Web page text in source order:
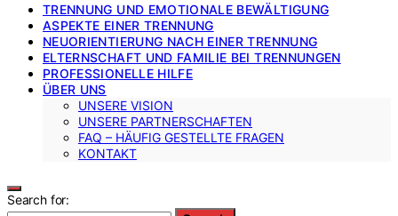
TRENNUNG UND EMOTIONALE BEWÄLTIGUNG
ASPEKTE EINER TRENNUNG
NEUORIENTIERUNG NACH EINER TRENNUNG
ELTERNSCHAFT UND FAMILIE BEI TRENNUNGEN
PROFESSIONELLE HILFE
ÜBER UNS
UNSERE VISION
UNSERE PARTNERSCHAFTEN
FAQ – HÄUFIG GESTELLTE FRAGEN
KONTAKT
Search for: